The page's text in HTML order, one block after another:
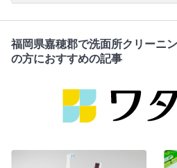
福岡県嘉穂郡で洗面所クリーニ
の方におすすめの記事